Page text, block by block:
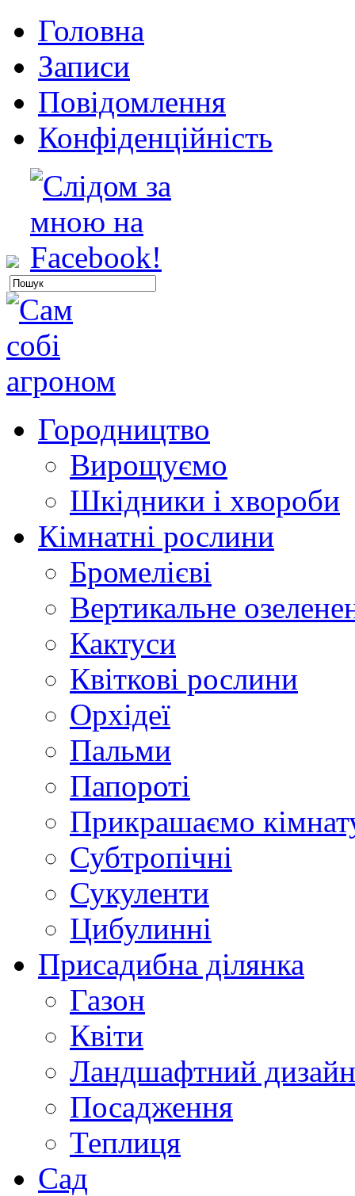
Головна
Записи
Повідомлення
Конфіденційність
Городництво
Вирощуємо
Шкідники і хвороби
Кімнатні рослини
Бромелієві
Вертикальне
Кактуси
Квіткові рослини
Орхідеї
Пальми
Папороті
Прикрашаємо
Субтропічні
Сукуленти
Цибулинні
Присадибна ділянка
Газон
Квіти
Ландшафтний дизайн
Посадження
Теплиця
Сад